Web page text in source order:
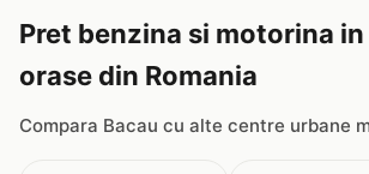
Pret benzina si motorina
orase din Romania
Compara Bacau cu alte centre urbane